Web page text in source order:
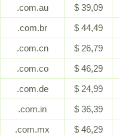
.com.au
$ 39,09
.com.br
$ 44,49
.com.cn
$ 26,79
.com.co
$ 46,29
.com.de
$ 24,99
.com.in
$ 36,39
.com.mx
$ 46,29